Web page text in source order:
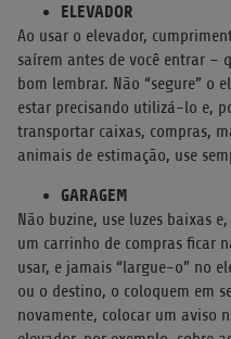
ELEVADOR
Ao usar o elevador,
saírem antes de você entrar –
bom lembrar. Não “segure” o
estar precisando utilizá-lo e,
transportar caixas, compras,
animais de estimação, use
GARAGEM
Não buzine, use luzes baixas
um carrinho de compras ficar
usar, e jamais “largue-o” no
ou o destino, o coloquem em
novamente, colocar um aviso